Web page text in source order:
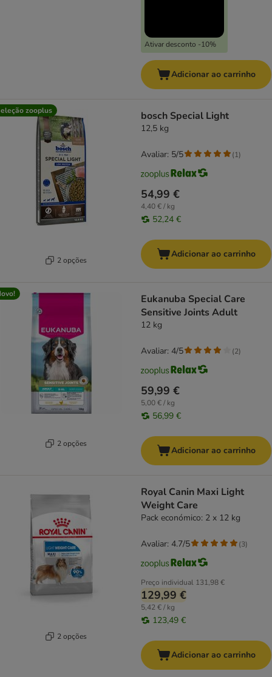
Ativar desconto -10%
Adicionar ao carrinho
zooplus
2 opções
bosch Special Light
12,5 kg
54,99 €
4,40 € / kg
52,24 €
Avaliar: 5/5 (1)
Adicionar ao carrinho
2 opções
Eukanuba Special Care
Sensitive Joints Adult
12 kg
59,99 €
5,00 € / kg
56,99 €
Avaliar: 4/5 (2)
Adicionar ao carrinho
2 opções
Royal Canin Maxi Light
Weight Care
Pack económico: 2 x 12 kg
Preço individual 131,98 €
129,99 €
5,42 € / kg
123,49 €
Avaliar: 4.7/5 (3)
Adicionar ao carrinho